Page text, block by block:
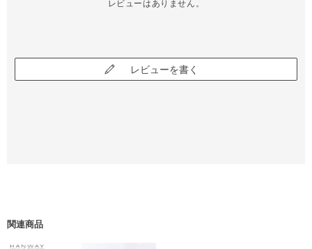
レビューはありません。
レビューを書く
関連商品